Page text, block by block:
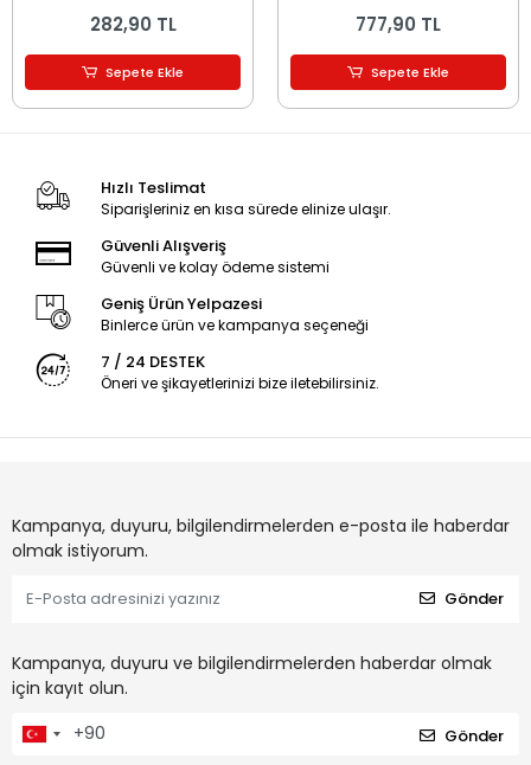
Luna Kapak
282,90 TL
Sepete Ekle
Koruyucu
777,90 TL
Sepete Ekle
Hızlı Teslimat
Siparişleriniz en kısa sürede elinize ulaşır.
Güvenli Alışveriş
Güvenli ve kolay ödeme sistemi
Geniş Ürün Yelpazesi
Binlerce ürün ve kampanya seçeneği
7 / 24 DESTEK
Öneri ve şikayetlerinizi bize iletebilirsiniz.
Kampanya, duyuru, bilgilendirmelerden e-posta ile haberdar
olmak istiyorum.
Gönder
Kampanya, duyuru ve bilgilendirmelerden haberdar olmak
için kayıt olun.
Gönder